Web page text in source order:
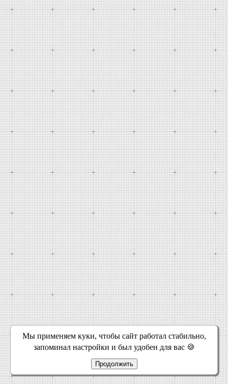
Мы применяем куки, чтобы сайт работал стабильно,
запоминал настройки и был удобен для вас 🍪
Продолжить